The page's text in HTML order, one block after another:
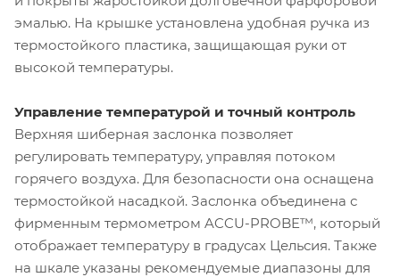
эмалью. На крышке установлена удобная ручка из
термостойкого пластика, защищающая руки от
высокой температуры.
Управление температурой и точный контроль
Верхняя шиберная заслонка позволяет
регулировать температуру, управляя потоком
горячего воздуха. Для безопасности она оснащена
термостойкой насадкой. Заслонка объединена с
фирменным термометром ACCU-PROBE™, который
отображает температуру в градусах Цельсия. Также
на шкале указаны рекомендуемые диапазоны для